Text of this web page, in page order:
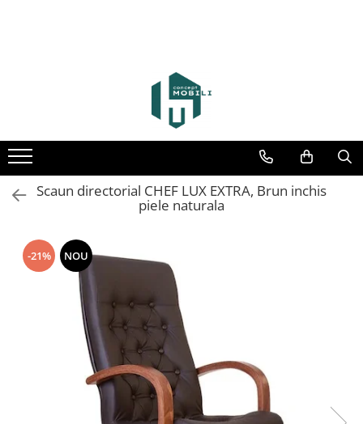
Scaun directorial CHEF LUX EXTRA, Brun inchis
piele naturala
-21% NOU